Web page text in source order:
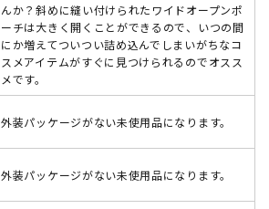
んか？斜めに縫い付けられたワイドオープンポ
ーチは大きく開くことができるので、いつの間
にか増えてついつい詰め込んでしまいがちなコ
スメアイテムがすぐに見つけられるのでオスス
メです。
外装パッケージがない未使用品になります。
外装パッケージがない未使用品になります。